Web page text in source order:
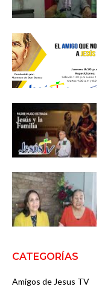
CATEGORÍAS
Amigos de Jesus TV